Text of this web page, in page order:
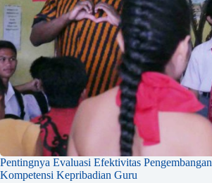
Pentingnya Evaluasi Efektivitas Pengembangan
Kompetensi Kepribadian Guru